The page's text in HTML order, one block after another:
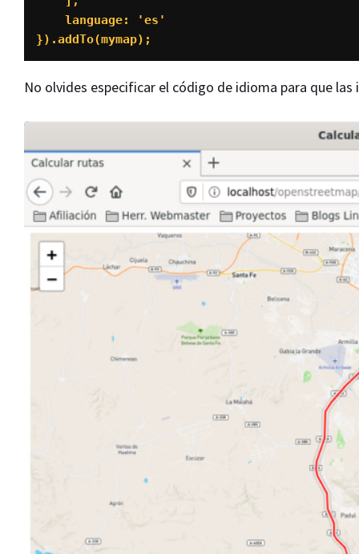
}).addTo(mymap);
No olvides especificar el código de idioma para que las